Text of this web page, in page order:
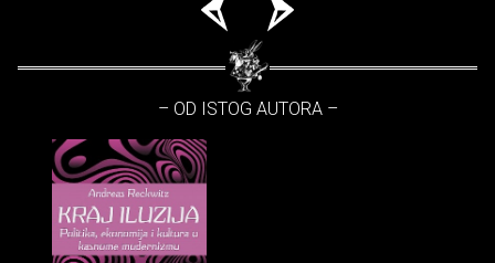
– OD ISTOG AUTORA –